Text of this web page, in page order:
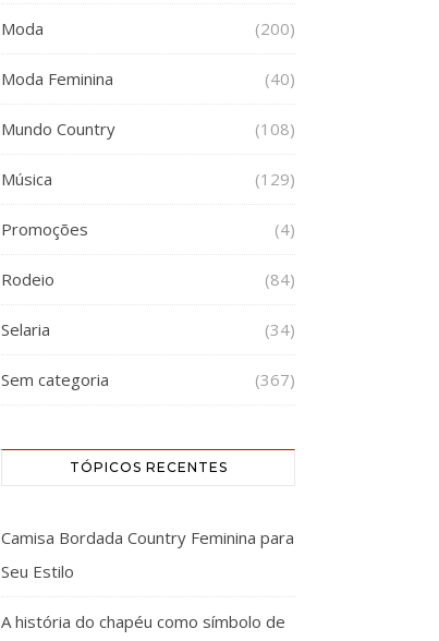
Moda (200)
Moda Feminina (40)
Mundo Country (108)
Música (129)
Promoções (4)
Rodeio (84)
Selaria (34)
Sem categoria (367)
TÓPICOS RECENTES
Camisa Bordada Country Feminina para
Seu Estilo
A história do chapéu como símbolo de